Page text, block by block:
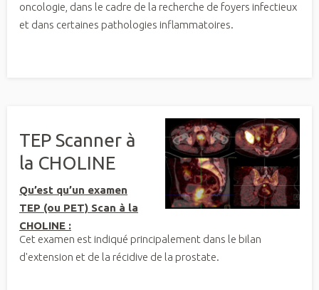
oncologie, dans le cadre de la recherche de foyers infectieux
et dans certaines pathologies inflammatoires.
TEP Scanner à
la CHOLINE
Qu’est qu’un examen
TEP (ou PET) Scan à la
CHOLINE :
Cet examen est indiqué principalement dans le bilan
d'extension et de la récidive de la prostate.